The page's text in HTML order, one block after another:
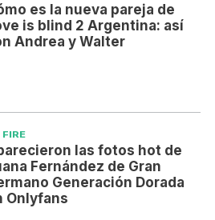
es la nueva pareja de
is blind 2 Argentina: así
Andrea y Walter
FIRE
las fotos hot de
Fernández de Gran
Generación Dorada
Onlyfans